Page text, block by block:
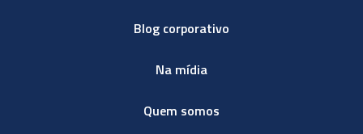
Blog corporativo
Na mídia
Quem somos